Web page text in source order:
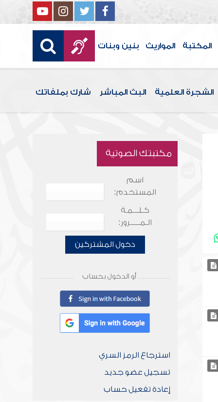
المكتبة المواريث بنين وبنات
الشجرة العلمية البث المباشر شارك بملفاتك
مكتبتك الصوتية
اسم
المستخدم:
كـلـــمـة
الـمـــــرور:
دخول المشتركين
أو الدخول بحساب
استرجاع الرمز السري
تسجيل عضو جديد
إعادة تفعيل حساب